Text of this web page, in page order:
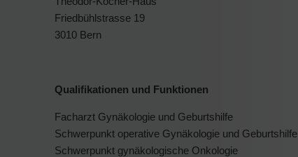
Friedbühlstrasse 19
3010 Bern
Qualifikationen und Funktionen
Facharzt Gynäkologie und Geburtshilfe
Schwerpunkt operative Gynäkologie und Geburtshilfe
Schwerpunkt gynäkologische Onkologie